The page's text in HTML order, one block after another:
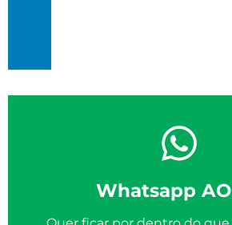
Whatsapp